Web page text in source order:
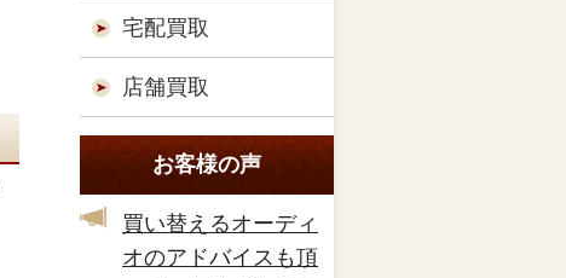
宅配買取
店舗買取
お客様の声
買い替えるオーディ
オのアドバイスも頂